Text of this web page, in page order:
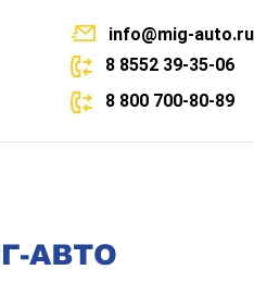
info@mig-auto.ru
8 8552 39-35-06
8 800 700-80-89